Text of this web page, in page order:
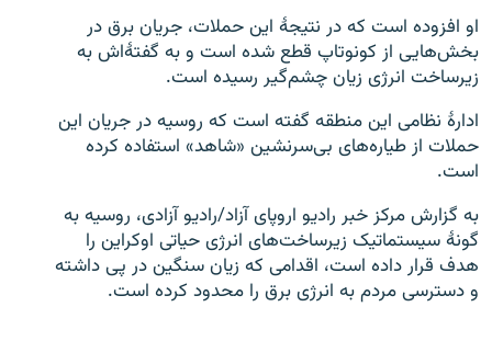
او افزوده است که در نتیجۀ این حملات، جریان برق در
بخش‌هایی از کونوتاپ قطع شده است و به گفتۀ‌اش به
زیرساخت انرژی زیان چشم‌گیر رسیده است.
ادارۀ نظامی این منطقه گفته است که روسیه در جریان این
حملات از طیاره‌های بی‌سرنشین «شاهد» استفاده کرده
است.
به گزارش مرکز خبر رادیو اروپای آزاد/رادیو آزادی، روسیه به
گونۀ سیستماتیک زیرساخت‌های انرژی حیاتی اوکراین را
هدف قرار داده است، اقدامی که زیان سنگین در پی داشته
و دسترسی مردم به انرژی برق را محدود کرده است.